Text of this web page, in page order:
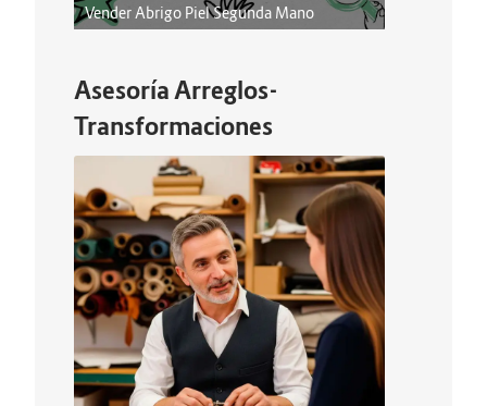
Vender Abrigo Piel Segunda Mano
Asesoría Arreglos-
Transformaciones